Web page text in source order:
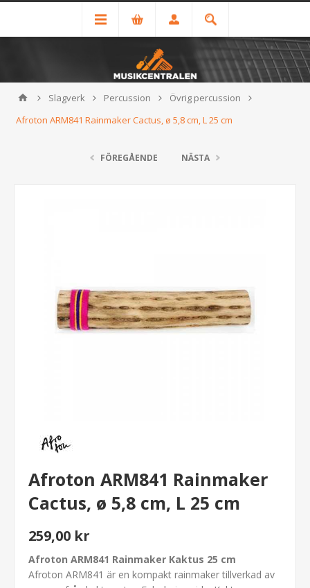
Slagverk Percussion
Övrig percussion
Afroton ARM841 Rainmaker Cactus, ø 5,8 cm, L 25 cm
FÖREGÅENDE NÄSTA
Afroton ARM841 Rainmaker
Cactus, ø 5,8 cm, L 25 cm
259,00 kr
Afroton ARM841 Rainmaker Kaktus 25 cm
Afroton ARM841 är en kompakt rainmaker tillverkad av